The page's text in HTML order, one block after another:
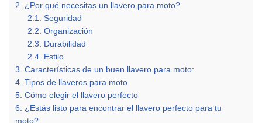
2. ¿Por qué necesitas un llavero para moto?
2.1. Seguridad
2.2. Organización
2.3. Durabilidad
2.4. Estilo
3. Características de un buen llavero para moto:
4. Tipos de llaveros para moto
5. Cómo elegir el llavero perfecto
6. ¿Estás listo para encontrar el llavero perfecto para tu
moto?